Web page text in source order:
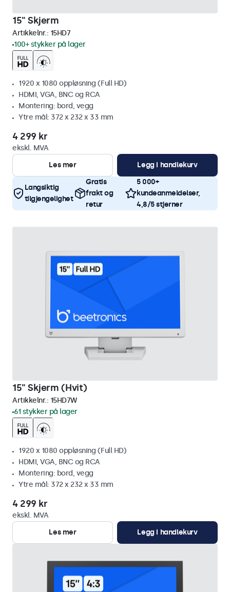
15" Skjerm
Artikkelnr.: 15HD7
100+ stykker på lager
1920 x 1080 oppløsning (Full HD)
HDMI, VGA, BNC og RCA
Montering: bord, vegg
Ytre mål: 372 x 232 x 33 mm
4 299 kr
ekskl. MVA
Les mer
Legg i handlekurv
Langsiktig
tilgjengelighet
Gratis
frakt og
retur
5 000+
kundeanmeldelser,
4,8/5 stjerner
15" Skjerm (Hvit)
Artikkelnr.: 15HD7W
61 stykker på lager
1920 x 1080 oppløsning (Full HD)
HDMI, VGA, BNC og RCA
Montering: bord, vegg
Ytre mål: 372 x 232 x 33 mm
4 299 kr
ekskl. MVA
Les mer
Legg i handlekurv